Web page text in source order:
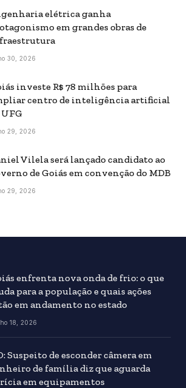
elétrica ganha
em grandes obras de
30, 2026
investe R$ 78 milhões para
centro de inteligência artificial
UFG
29, 2026
Vilela será lançado candidato ao
de Goiás em convenção do MDB
29, 2026
enfrenta nova onda de frio: o que
para a população e quais ações
em andamento no estado
18, 2026
Suspeito de esconder câmera em
de família diz que aguarda
em equipamentos